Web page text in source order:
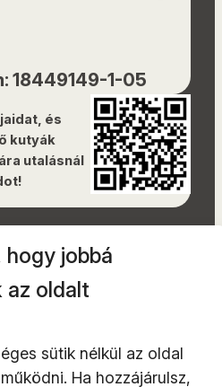
hogy jobbá
az oldalt
sütik nélkül az oldal
Ha hozzájárulsz,
18449149-1-05
és
kutyák
utalásnál